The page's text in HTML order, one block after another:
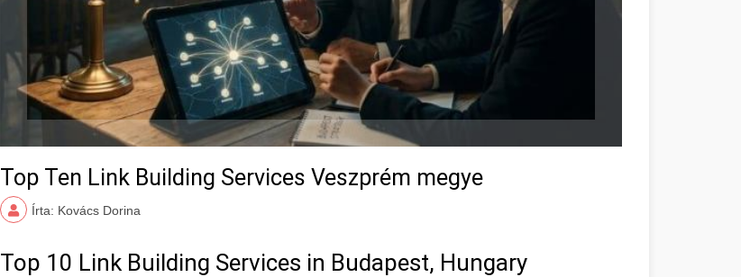
Top Ten Link Building Services Veszprém megye
Írta: Kovács Dorina
Top 10 Link Building Services in Budapest, Hungary